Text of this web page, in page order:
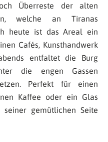
Überreste der alten
welche an Tiranas
heute ist das Areal ein
Cafés, Kunsthandwerk
entfaltet die Burg
die engen Gassen
Perfekt für einen
Kaffee oder ein Glas
gemütlichen Seite